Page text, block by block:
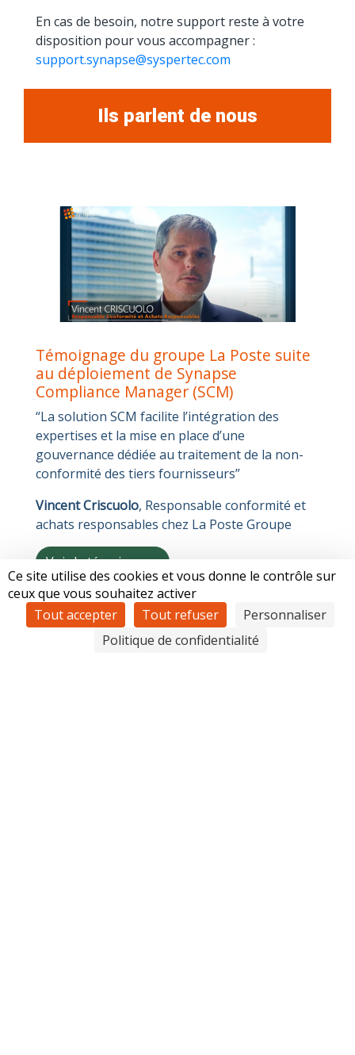
Ce site utilise des cookies et vous donne le contrôle sur
ceux que vous souhaitez activer
Tout accepter
Tout refuser
Personnaliser
Politique de confidentialité
En cas de besoin, notre support reste à votre
disposition pour vous accompagner :
support.synapse@syspertec.com
Ils parlent de nous
Témoignage du groupe La Poste suite
au déploiement de Synapse
Compliance Manager (SCM)
“La solution SCM facilite l’intégration des
expertises et la mise en place d’une
gouvernance dédiée au traitement de la non-
conformité des tiers fournisseurs”
Vincent Criscuolo, Responsable conformité et
achats responsables chez La Poste Groupe
Voir le témoignage